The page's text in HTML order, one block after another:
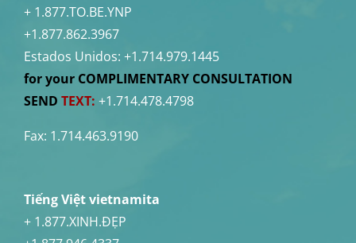
+ 1.877.TO.BE.YNP
+1.877.862.3967
Estados Unidos: +1.714.979.1445
for your COMPLIMENTARY CONSULTATION
SEND TEXT: +1.714.478.4798
Fax: 1.714.463.9190
Tiếng Việt vietnamita
+ 1.877.XINH.ĐẸP